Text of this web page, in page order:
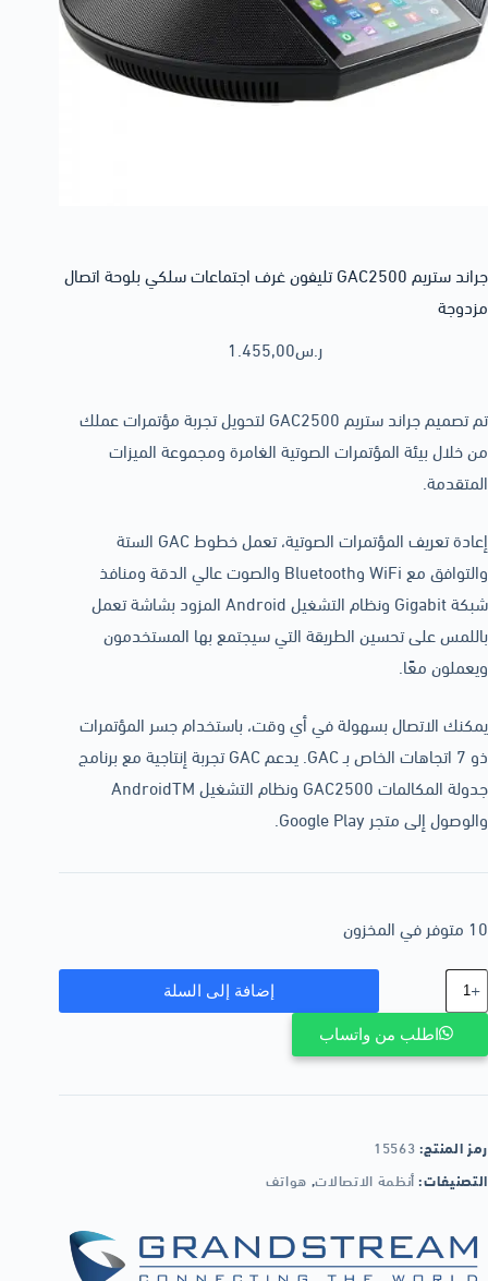
جراند ستريم GAC2500 تليفون غرف اجتماعات سلكي بلوحة اتصال
مزدوجة
1.455,00ر.س
تم تصميم جراند ستريم GAC2500 لتحويل تجربة مؤتمرات عملك
من خلال بيئة المؤتمرات الصوتية الغامرة ومجموعة الميزات
المتقدمة.
إعادة تعريف المؤتمرات الصوتية، تعمل خطوط GAC الستة
والتوافق مع WiFi وBluetooth والصوت عالي الدقة ومنافذ
شبكة Gigabit ونظام التشغيل Android المزود بشاشة تعمل
باللمس على تحسين الطريقة التي سيجتمع بها المستخدمون
ويعملون معًا.
يمكنك الاتصال بسهولة في أي وقت، باستخدام جسر المؤتمرات
ذو 7 اتجاهات الخاص بـ GAC. يدعم GAC تجربة إنتاجية مع برنامج
جدولة المكالمات GAC2500 ونظام التشغيل AndroidTM
والوصول إلى متجر Google Play.
10 متوفر في المخزون
إضافة إلى السلة
اطلب من واتساب
رمز المنتج:15563
التصنيفات:أنظمة الاتصالات, هواتف